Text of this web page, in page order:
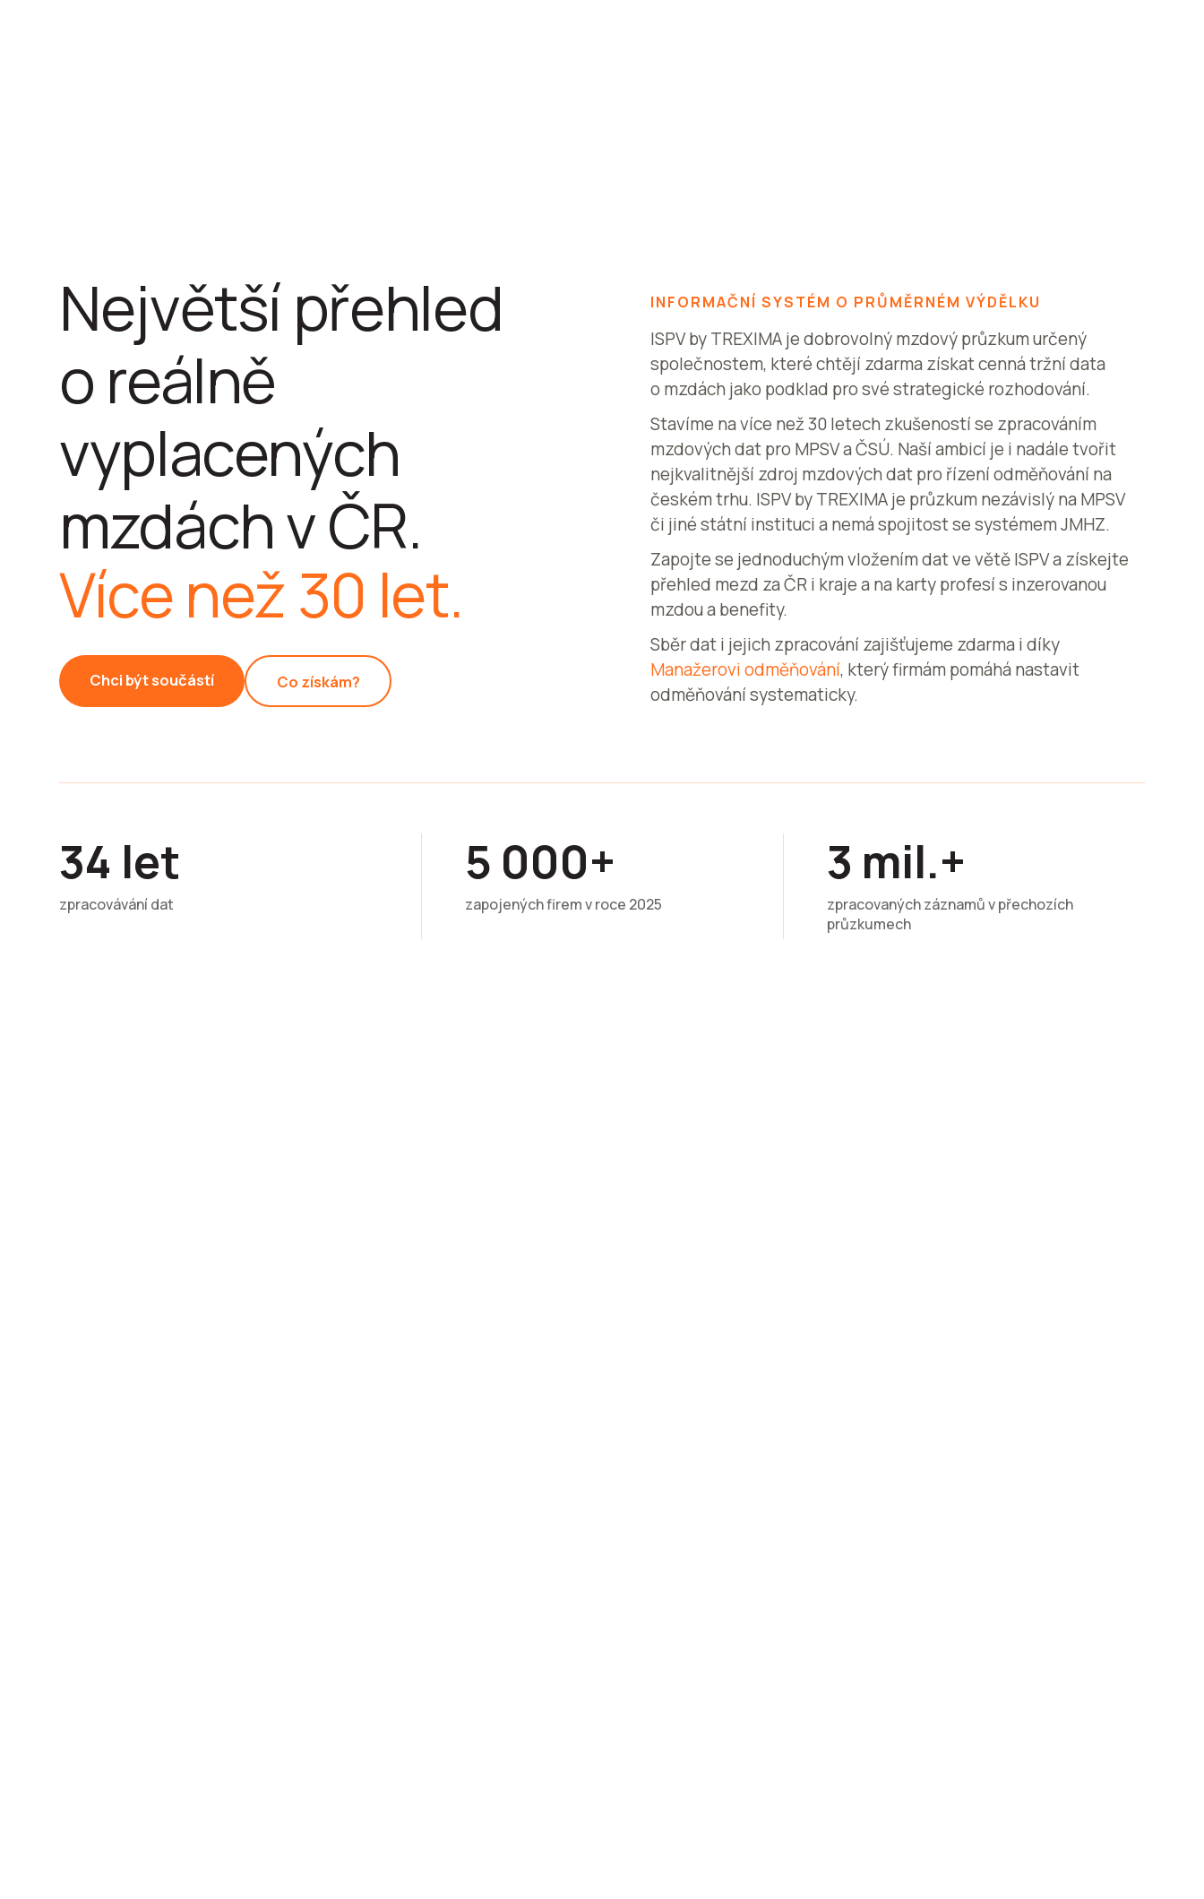
Největší přehled
o reálně
vyplacených
mzdách v ČR.
Více než 30 let.
Chci být součástí Co získám?
INFORMAČNÍ SYSTÉM O PRŮMĚRNÉM VÝDĚLKU
ISPV by TREXIMA je dobrovolný mzdový průzkum určený
společnostem, které chtějí zdarma získat cenná tržní data
o mzdách jako podklad pro své strategické rozhodování.
Stavíme na více než 30 letech zkušeností se zpracováním
mzdových dat pro MPSV a ČSÚ. Naší ambicí je i nadále tvořit
nejkvalitnější zdroj mzdových dat pro řízení odměňování na
českém trhu. ISPV by TREXIMA je průzkum nezávislý na MPSV
či jiné státní instituci a nemá spojitost se systémem JMHZ.
Zapojte se jednoduchým vložením dat ve větě ISPV a získejte
přehled mezd za ČR i kraje a na karty profesí s inzerovanou
mzdou a benefity.
Sběr dat i jejich zpracování zajišťujeme zdarma i díky
Manažerovi odměňování, který firmám pomáhá nastavit
odměňování systematicky.
34 let
zpracovávání dat
5 000+
zapojených firem v roce 2025
3 mil.+
zpracovaných záznamů v přechozích
průzkumech